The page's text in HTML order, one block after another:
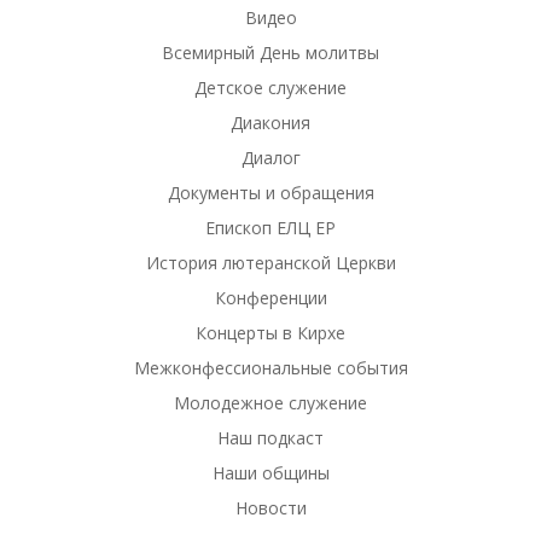
Видео
Всемирный День молитвы
Детское служение
Диакония
Диалог
Документы и обращения
Епископ ЕЛЦ ЕР
История лютеранской Церкви
Конференции
Концерты в Кирхе
Межконфессиональные события
Молодежное служение
Наш подкаст
Наши общины
Новости